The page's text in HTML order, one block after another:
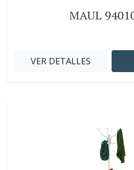
MAUL
VER DETALLES